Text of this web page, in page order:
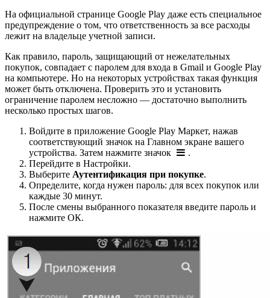
На официальной странице Google Play даже есть специальное
предупреждение о том, что ответственность за все расходы
лежит на владельце учетной записи.
Как правило, пароль, защищающий от нежелательных
покупок, совпадает с паролем для входа в Gmail и Google Play
на компьютере. Но на некоторых устройствах такая функция
может быть отключена. Проверить это и установить
ограничение паролем несложно — достаточно выполнить
несколько простых шагов.
Войдите в приложение Google Play Маркет, нажав
соответствующий значок на Главном экране вашего
устройства. Затем нажмите значок
.
Перейдите в Настройки.
Выберите Аутентификация при покупке.
Определите, когда нужен пароль: для всех покупок или
каждые 30 минут.
После смены выбранного показателя введите пароль и
нажмите ОК.